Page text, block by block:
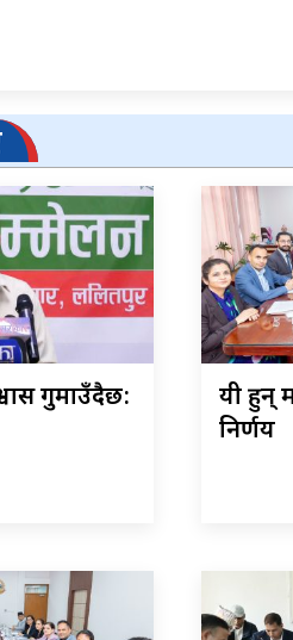
गुमाउँदैछ:
यी हुन्
निर्णय